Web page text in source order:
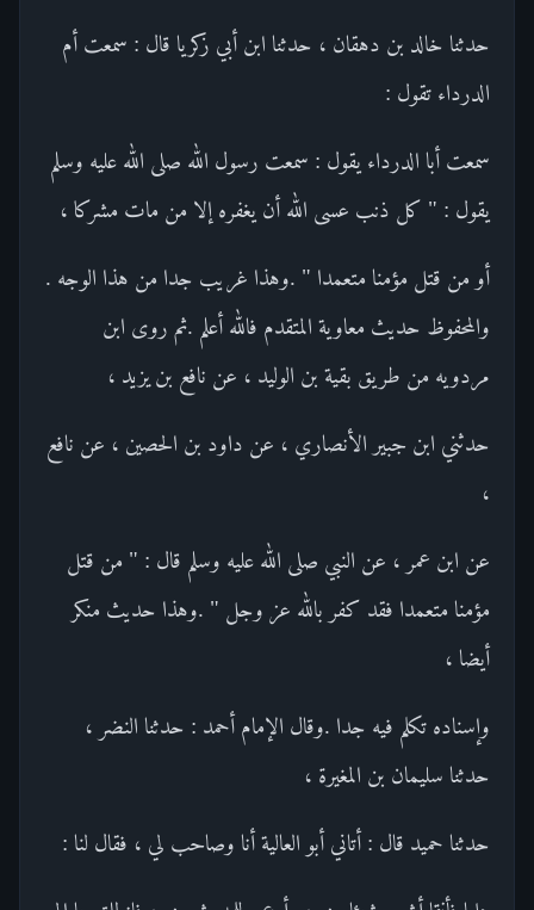
حدثنا خالد بن دهقان ، حدثنا ابن أبي زكريا قال : سمعت أم
الدرداء تقول :
سمعت أبا الدرداء يقول : سمعت رسول الله صلى الله عليه وسلم
يقول : " كل ذنب عسى الله أن يغفره إلا من مات مشركا ،
أو من قتل مؤمنا متعمدا " .وهذا غريب جدا من هذا الوجه .
والمحفوظ حديث معاوية المتقدم فالله أعلم .ثم روى ابن
مردويه من طريق بقية بن الوليد ، عن نافع بن يزيد ،
حدثني ابن جبير الأنصاري ، عن داود بن الحصين ، عن نافع
،
عن ابن عمر ، عن النبي صلى الله عليه وسلم قال : " من قتل
مؤمنا متعمدا فقد كفر بالله عز وجل " .وهذا حديث منكر
أيضا ،
وإسناده تكلم فيه جدا .وقال الإمام أحمد : حدثنا النضر ،
حدثنا سليمان بن المغيرة ،
حدثنا حميد قال : أتاني أبو العالية أنا وصاحب لي ، فقال لنا :